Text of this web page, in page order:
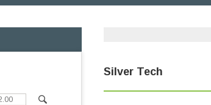
Silver Tech